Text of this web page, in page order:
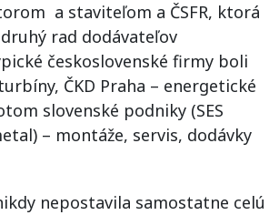
a staviteľom a ČSFR, ktorá
rad dodávateľov
československé firmy boli
ČKD Praha – energetické
slovenské podniky (SES
– montáže, servis, dodávky
nepostavila samostatne celú